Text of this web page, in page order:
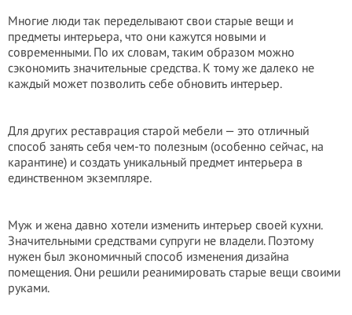
Многие люди так переделывают свои старые вещи и
предметы интерьера, что они кажутся новыми и
современными. По их словам, таким образом можно
сэкономить значительные средства. К тому же далеко не
каждый может позволить себе обновить интерьер.
Для других реставрация старой мебели — это отличный
способ занять себя чем-то полезным (особенно сейчас, на
карантине) и создать уникальный предмет интерьера в
единственном экземпляре.
Муж и жена давно хотели изменить интерьер своей кухни.
Значительными средствами супруги не владели. Поэтому
нужен был экономичный способ изменения дизайна
помещения. Они решили реанимировать старые вещи своими
руками.